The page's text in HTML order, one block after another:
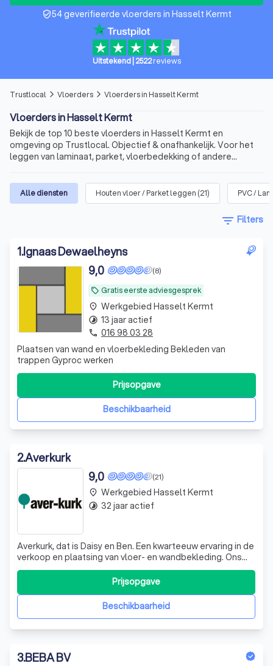
verified_user54 geverifieerde vloerders in Hasselt Kermt
Uitstekend| 2522 reviews
Trustlocal arrow_forward_ios Vloerders arrow_forward_ios Vloerders in Hasselt Kermt
Vloerders in Hasselt Kermt
Bekijk de top 10 beste vloerders in Hasselt Kermt en
omgeving op Trustlocal. Objectief & onafhankelijk. Voor het
leggen van laminaat, parket, vloerbedekking of andere
Alle diensten Houten vloer / Parket leggen (21) PVC /
filter_list Filters
1.Ignaas Dewaelheyns
local_offer Gratis eerste adviesgesprek
(8)
9,0
Plaatsen van wand en vloerbekleding Bekleden van
trappen Gyproc werken
Beschikbaarheid
Prijsopgave
place Werkgebied Hasselt Kermt
timelapse 13 jaar actief
phone 016 98 03 28
2.Averkurk
(21)
9,0
Averkurk, dat is Daisy en Ben. Een kwarteeuw ervaring in de
verkoop en plaatsing van vloer- en wandbekleding. Ons
doel is altijd u de beste keuze in vloer- en wandbekleding
te adviseren. Want dat advies garandeert u een lang
gebruik van de vloer in uw woning en in uw specifieke
Beschikbaarheid
Prijsopgave
place Werkgebied Hasselt Kermt
timelapse 32 jaar actief
3.BEBA BV